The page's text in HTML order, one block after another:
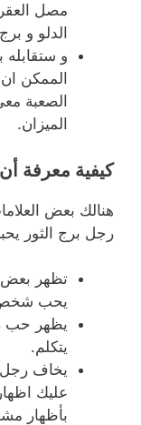
مصل
الدلو و
و
الممكن
الصعبة
الميزان.
كيفية معرفة
هنالك بعض
رجل برج الثور
تظهر بعض
يحب
يظهر حب
يتكلم.
يخاف رجل
عليك
بأظهار